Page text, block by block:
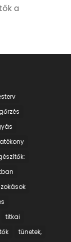
a
titkai
tünetek,